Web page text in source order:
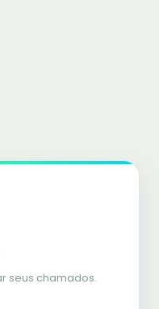
seus chamados.